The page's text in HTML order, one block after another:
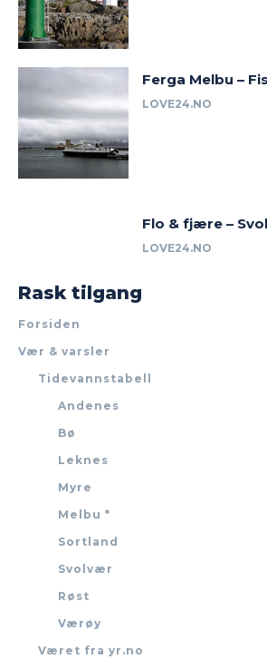
Ferga Melbu –
LOVE24.NO
Flo & fjære –
LOVE24.NO
Rask tilgang
Forsiden
Vær & varsler
Tidevannstabell
Andenes
Bø
Leknes
Myre
Melbu *
Sortland
Svolvær
Røst
Værøy
Været fra yr.no